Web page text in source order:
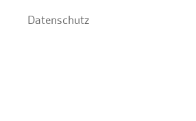
Datenschutz